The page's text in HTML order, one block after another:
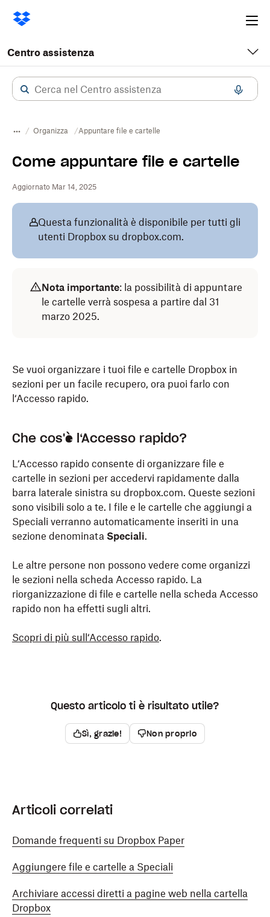
Centro assistenza
Organizza Appuntare file e cartelle
Come appuntare file e cartelle
Aggiornato Mar 14, 2025
Questa funzionalità è disponibile per tutti gli
utenti Dropbox su dropbox.com.
Nota importante: la possibilità di appuntare
le cartelle verrà sospesa a partire dal 31
marzo 2025.
Se vuoi organizzare i tuoi file e cartelle Dropbox in
sezioni per un facile recupero, ora puoi farlo con
l‘Accesso rapido.
Che cos'è l‘Accesso rapido?
L‘Accesso rapido consente di organizzare file e
cartelle in sezioni per accedervi rapidamente dalla
barra laterale sinistra su dropbox.com. Queste sezioni
sono visibili solo a te. I file e le cartelle che aggiungi a
Speciali verranno automaticamente inseriti in una
sezione denominata Speciali.
Le altre persone non possono vedere come organizzi
le sezioni nella scheda Accesso rapido. La
riorganizzazione di file e cartelle nella scheda Accesso
rapido non ha effetti sugli altri.
Scopri di più sull‘Accesso rapido.
Questo articolo ti è risultato utile?
Sì, grazie! Non proprio
Articoli correlati
Domande frequenti su Dropbox Paper
Aggiungere file e cartelle a Speciali
Archiviare accessi diretti a pagine web nella cartella
Dropbox